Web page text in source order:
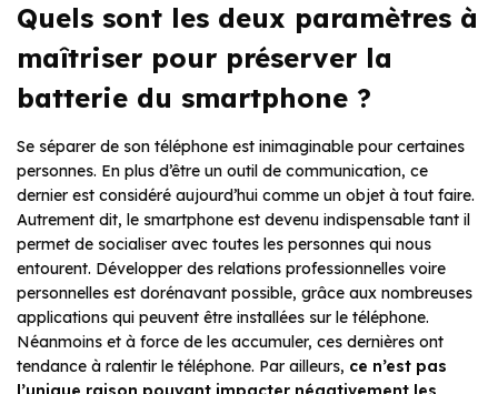
Quels sont les deux paramètres à
maîtriser pour préserver la
batterie du smartphone ?
Se séparer de son téléphone est inimaginable pour certaines
personnes. En plus d’être un outil de communication, ce
dernier est considéré aujourd’hui comme un objet à tout faire.
Autrement dit, le smartphone est devenu indispensable tant il
permet de socialiser avec toutes les personnes qui nous
entourent. Développer des relations professionnelles voire
personnelles est dorénavant possible, grâce aux nombreuses
applications qui peuvent être installées sur le téléphone.
Néanmoins et à force de les accumuler, ces dernières ont
tendance à ralentir le téléphone. Par ailleurs, ce n’est pas